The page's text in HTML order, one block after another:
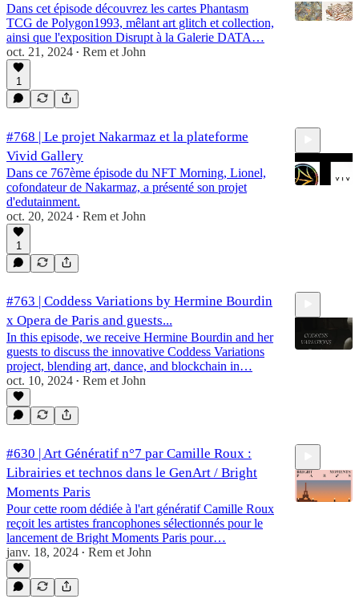
Dans cet épisode découvrez les cartes Phantasm
TCG de Polygon1993, mêlant art glitch et collection,
ainsi que l'exposition Disrupt à la Galerie DATA…
oct. 21, 2024 • Rem et John
1
#768 | Le projet Nakarmaz et la plateforme
Vivid Gallery
Dans ce 767ème épisode du NFT Morning, Lionel,
cofondateur de Nakarmaz, a présenté son projet
d'edutainment.
oct. 20, 2024 • Rem et John
1
#763 | Coddess Variations by Hermine Bourdin
x Opera de Paris and guests...
In this episode, we receive Hermine Bourdin and her
guests to discuss the innovative Coddess Variations
project, blending art, dance, and blockchain in…
oct. 10, 2024 • Rem et John
#630 | Art Génératif n°7 par Camille Roux :
Librairies et technos dans le GenArt / Bright
Moments Paris
Pour cette room dédiée à l'art génératif Camille Roux
reçoit les artistes francophones sélectionnés pour le
lancement de Bright Moments Paris pour…
janv. 18, 2024 • Rem et John